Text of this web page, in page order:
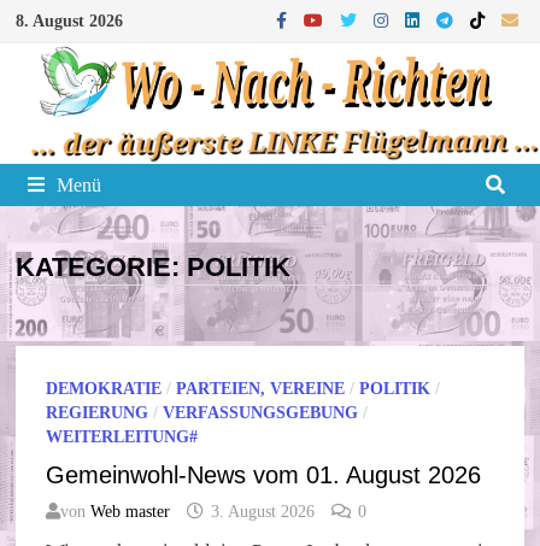
Zum
Inhalt
springen
8. August 2026
Menü
KATEGORIE:POLITIK
DEMOKRATIE /PARTEIEN, VEREINE /POLITIK /
REGIERUNG /VERFASSUNGSGEBUNG /
WEITERLEITUNG#
Gemeinwohl-News vom 01. August 2026
vonWeb master 3. August 2026 0